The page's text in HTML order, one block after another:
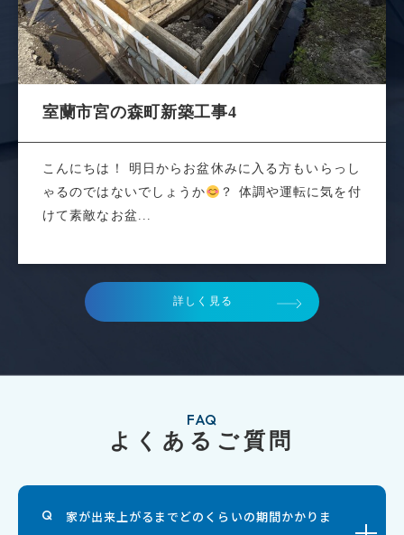
室蘭市宮の森町新築工事4
こんにちは！ 明日からお盆休みに入る方もいらっし
ゃるのではないでしょうか
？ 体調や運転に気を付
けて素敵なお盆...
詳しく見る
FAQ
よくあるご質問
家が出来上がるまでどのくらいの期間かかりま